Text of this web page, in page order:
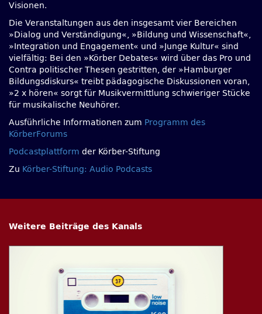
Visionen.
Die Veranstaltungen aus den insgesamt vier Bereichen
»Dialog und Verständigung«, »Bildung und Wissenschaft«,
»Integration und Engagement« und »Junge Kultur« sind
vielfältig: Bei den »Körber Debates« wird über das Pro und
Contra politischer Thesen gestritten, der »Hamburger
Bildungsdiskurs« treibt pädagogische Diskussionen voran,
»2 x hören« sorgt für Musikvermittlung schwieriger Stücke
für musikalische Neuhörer.
Ausführliche Informationen zum Programm des
KörberForums
Podcastplattform der Körber-Stiftung
Zu Körber-Stiftung: Audio Podcasts
Weitere Beiträge des Kanals